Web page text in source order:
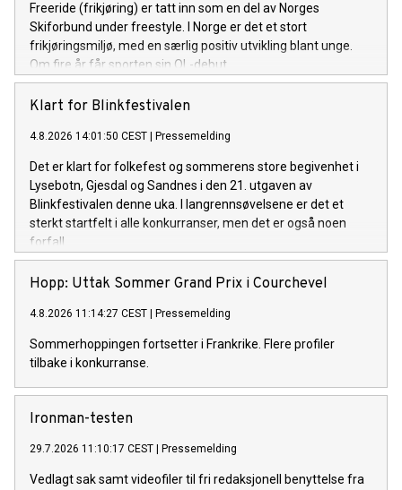
Freeride (frikjøring) er tatt inn som en del av Norges
Skiforbund under freestyle. I Norge er det et stort
frikjøringsmiljø, med en særlig positiv utvikling blant unge.
Om fire år får sporten sin OL-debut.
Klart for Blinkfestivalen
4.8.2026 14:01:50 CEST Pressemelding
Det er klart for folkefest og sommerens store begivenhet i
Lysebotn, Gjesdal og Sandnes i den 21. utgaven av
Blinkfestivalen denne uka. I langrennsøvelsene er det et
sterkt startfelt i alle konkurranser, men det er også noen
forfall.
Hopp: Uttak Sommer Grand Prix i Courchevel
4.8.2026 11:14:27 CEST Pressemelding
Sommerhoppingen fortsetter i Frankrike. Flere profiler
tilbake i konkurranse.
Ironman-testen
29.7.2026 11:10:17 CEST Pressemelding
Vedlagt sak samt videofiler til fri redaksjonell benyttelse fra